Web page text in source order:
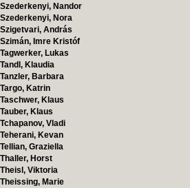
Szederkenyi, Nandor
Szederkenyi, Nora
Szigetvari, András
Szimán, Imre Kristóf
Tagwerker, Lukas
Tandl, Klaudia
Tanzler, Barbara
Targo, Katrin
Taschwer, Klaus
Tauber, Klaus
Tchapanov, Vladi
Teherani, Kevan
Tellian, Graziella
Thaller, Horst
Theisl, Viktoria
Theissing, Marie